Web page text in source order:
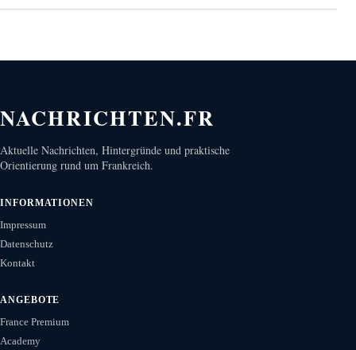
NACHRICHTEN.FR
Aktuelle Nachrichten, Hintergründe und praktische
Orientierung rund um Frankreich.
INFORMATIONEN
Impressum
Datenschutz
Kontakt
ANGEBOTE
France Premium
Academy